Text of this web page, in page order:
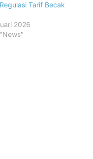
Tarif Becak
2026